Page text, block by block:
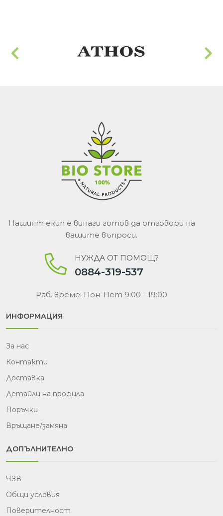
Нашият екип е винаги готов да отговори на
вашите въпроси.
НУЖДА ОТ ПОМОЩ?
0884-319-537
Раб. време: Пон-Пет 9:00 - 19:00
ИНФОРМАЦИЯ
За нас
Контакти
Доставка
Детайли на профила
Поръчки
Връщане/замяна
ДОПЪЛНИТЕЛНО
ЧЗВ
Общи условия
Поверителност